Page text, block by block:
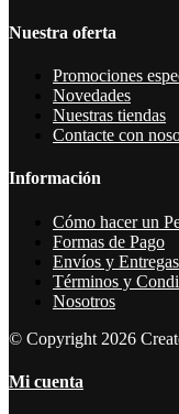
Nuestra oferta
Promociones
Novedades
Nuestras tiendas
Contacte con
Información
Cómo hacer un
Formas de Pago
Envíos y Entregas
Términos y
Nosotros
© Copyright 2026
Mi cuenta